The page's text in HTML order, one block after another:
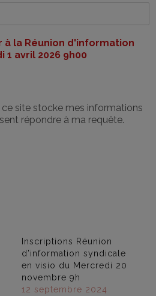
la Réunion d'information
avril 2026 9h00
site stocke mes informations
répondre à ma requête.
Inscriptions Réunion
d’information syndicale
en visio du Mercredi 20
novembre 9h
12 septembre 2024